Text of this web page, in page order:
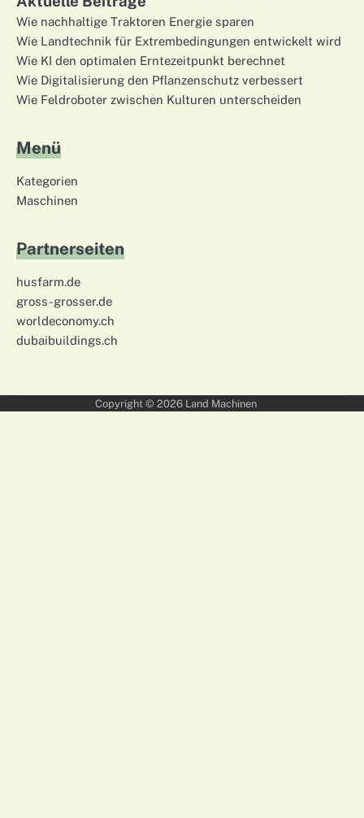
Wie nachhaltige Traktoren Energie sparen
Wie Landtechnik für Extrembedingungen entwickelt wird
Wie KI den optimalen Erntezeitpunkt berechnet
Wie Digitalisierung den Pflanzenschutz verbessert
Wie Feldroboter zwischen Kulturen unterscheiden
Menü
Kategorien
Maschinen
Partnerseiten
husfarm.de
gross-grosser.de
worldeconomy.ch
dubaibuildings.ch
Copyright © 2026 Land Machinen